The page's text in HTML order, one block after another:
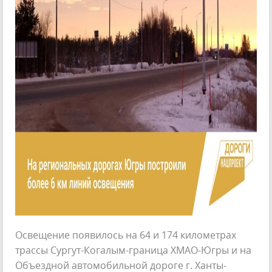
Освещение появилось на 64 и 174 километрах
трассы Сургут-Когалым-граница ХМАО-Югры и на
Объездной автомобильной дороге г. Ханты-